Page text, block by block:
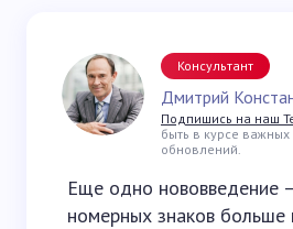
Консультант
Дмитрий
Подпишись на наш
быть в курсе важных
обновлений.
Еще одно нововведение
номерных знаков больше